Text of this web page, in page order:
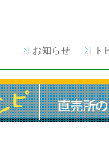
お知らせ ト